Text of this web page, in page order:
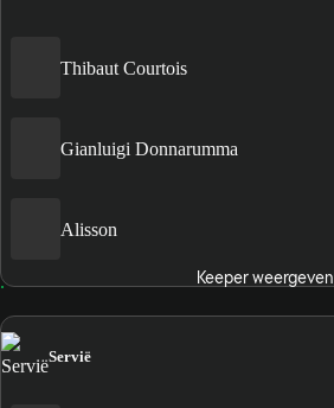
Thibaut Courtois
Gianluigi Donnarumma
Alisson
Keeper weergeven
Servië